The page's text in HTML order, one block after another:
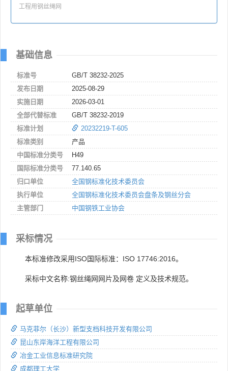
工程用钢丝绳网
基础信息
标准号
GB/T 38232-2025
发布日期
2025-08-29
实施日期
2026-03-01
全部代替标准
GB/T 38232-2019
标准计划
20232219-T-605
标准类别
产品
中国标准分类号
H49
国际标准分类号
77.140.65
归口单位
全国钢标准化技术委员会
执行单位
全国钢标准化技术委员会盘条及钢丝分会
主管部门
中国钢铁工业协会
采标情况
本标准修改采用ISO国际标准：ISO 17746:2016。
采标中文名称:钢丝绳网网片及网卷 定义及技术规范。
起草单位
马克菲尔（长沙）新型支档科技开发有限公司
昆山东岸海洋工程有限公司
冶金工业信息标准研究院
成都理工大学